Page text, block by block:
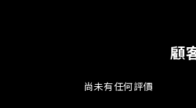
顧
尚未有任何評價